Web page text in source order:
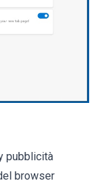
pubblicità
browser